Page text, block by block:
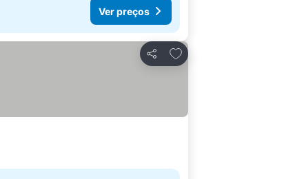
Ver preços
Partilhar
Adicionar aos favoritos